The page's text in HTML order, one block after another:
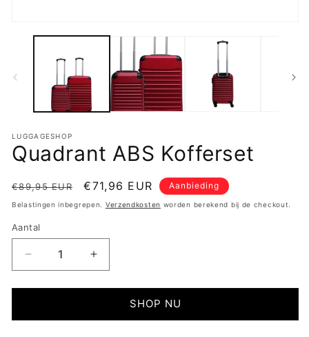
LUGGAGESHOP
Quadrant ABS Kofferset
Normale
prijs
€89,95 EUR Aanbiedingsprijs
€71,96 EUR Aanbieding
Belastingen inbegrepen. Verzendkosten worden berekend bij de checkout.
Aantal
Aantal
verlagen
voor
ABS
Aantal
verhogen
voor
Quadrant
ABS
SHOP NU